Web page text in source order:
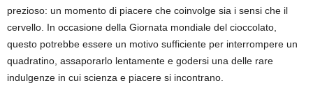
prezioso: un momento di piacere che coinvolge sia i sensi che il
cervello. In occasione della Giornata mondiale del cioccolato,
questo potrebbe essere un motivo sufficiente per interrompere un
quadratino, assaporarlo lentamente e godersi una delle rare
indulgenze in cui scienza e piacere si incontrano.